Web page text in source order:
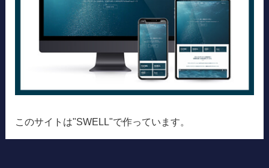
このサイトは"SWELL"で作っています。